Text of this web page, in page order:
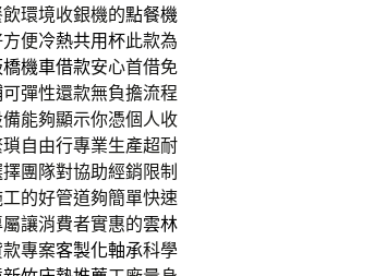
環境收銀機的點餐機
便冷熱共用杯此款為
機車借款安心首借免
可彈性還款無負擔流程
能夠顯示你憑個人收
自由行專業生產超耐
團隊對協助經銷限制
的好管道夠簡單快速
讓消費者實惠的雲林
專案客製化軸承科學